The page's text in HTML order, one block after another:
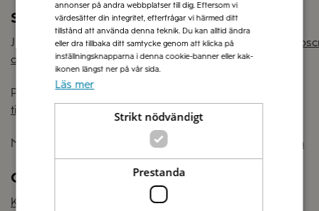
Säsongsanpassade
Jul:
Kronärtskockscreme, mozzarella, julprosciutto,
och granatäpple
Påsk:
Citronolja, kronärtskockscreme, rödlök, oliver och
timjan
Midsommar: Vaniljmascarpone, hallon, blåbär och citron
Oväntade toppings
Kronärtskockscreme, mozzarella tunt skivad
annonser på andra webbplatser till dig. Eftersom vi
värdesätter din integritet, efterfrågar vi härmed ditt
tillstånd att använda denna teknik. Du kan alltid ändra
eller dra tillbaka ditt samtycke genom att klicka på
inställningsknapparna i denna cookie-banner eller kak-
ikonen längst ner på vår sida.
Läs mer
Strikt nödvändigt
Prestanda